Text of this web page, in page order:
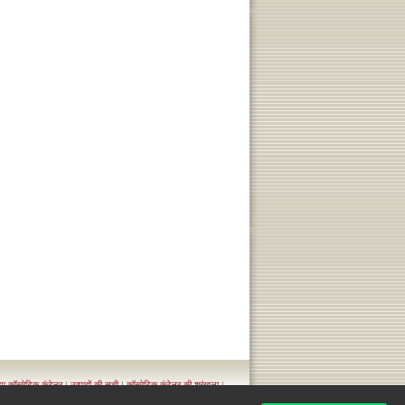
कॉस्मेटिक कंटेनर|उत्पादों की सूची|कॉस्मेटिक कंटेनर की श्रृंखला|